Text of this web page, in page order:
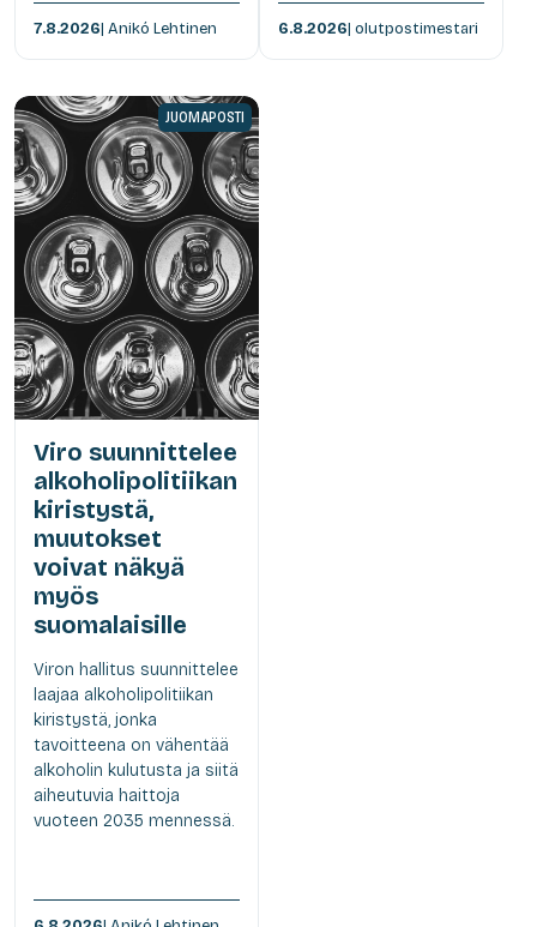
7.8.2026| Anikó Lehtinen 6.8.2026| olutpostimestari
JUOMAPOSTI
Viro suunnittelee
alkoholipolitiikan
kiristystä,
muutokset
voivat näkyä
myös
suomalaisille
Viron hallitus suunnittelee
laajaa alkoholipolitiikan
kiristystä, jonka
tavoitteena on vähentää
alkoholin kulutusta ja siitä
aiheutuvia haittoja
vuoteen 2035 mennessä.